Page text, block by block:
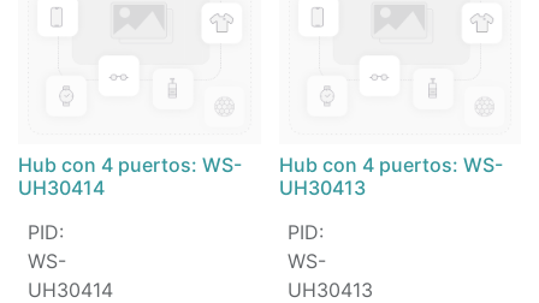
Hub con 4 puertos: WS-
UH30414
PID:
WS-
UH30414
Hub con 4 puertos: WS-
UH30413
PID:
WS-
UH30413